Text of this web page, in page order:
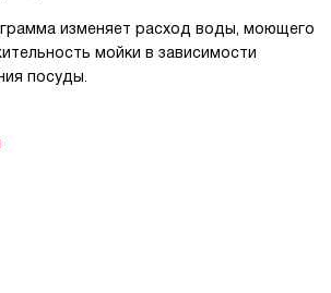
изменяет расход воды, моющего
мойки в зависимости
посуды.